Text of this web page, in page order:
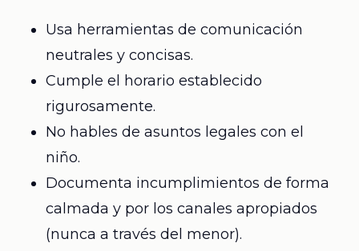
Usa herramientas de comunicación
neutrales y concisas.
Cumple el horario establecido
rigurosamente.
No hables de asuntos legales con el
niño.
Documenta incumplimientos de forma
calmada y por los canales apropiados
(nunca a través del menor).